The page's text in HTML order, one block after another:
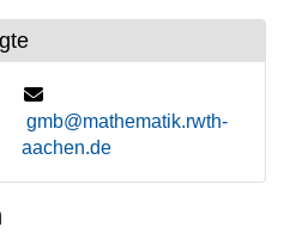
gmb@mathematik.rwth-
aachen.de